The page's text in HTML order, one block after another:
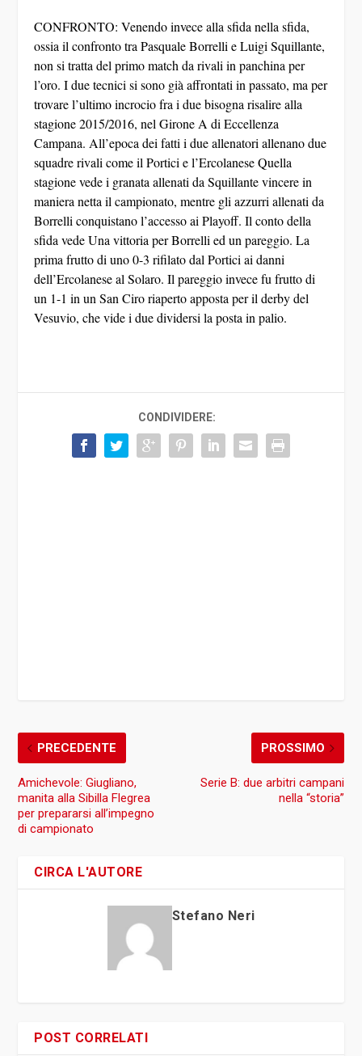
CONFRONTO: Venendo invece alla sfida nella sfida,
ossia il confronto tra Pasquale Borrelli e Luigi Squillante,
non si tratta del primo match da rivali in panchina per
l’oro. I due tecnici si sono già affrontati in passato, ma per
trovare l’ultimo incrocio fra i due bisogna risalire alla
stagione 2015/2016, nel Girone A di Eccellenza
Campana. All’epoca dei fatti i due allenatori allenano due
squadre rivali come il Portici e l’Ercolanese Quella
stagione vede i granata allenati da Squillante vincere in
maniera netta il campionato, mentre gli azzurri allenati da
Borrelli conquistano l’accesso ai Playoff. Il conto della
sfida vede Una vittoria per Borrelli ed un pareggio. La
prima frutto di uno 0-3 rifilato dal Portici ai danni
dell’Ercolanese al Solaro. Il pareggio invece fu frutto di
un 1-1 in un San Ciro riaperto apposta per il derby del
Vesuvio, che vide i due dividersi la posta in palio.
CONDIVIDERE:
PRECEDENTE
Amichevole: Giugliano,
manita alla Sibilla Flegrea
per prepararsi all’impegno
di campionato
PROSSIMO
Serie B: due arbitri campani
nella “storia”
CIRCA L'AUTORE
Stefano Neri
POST CORRELATI